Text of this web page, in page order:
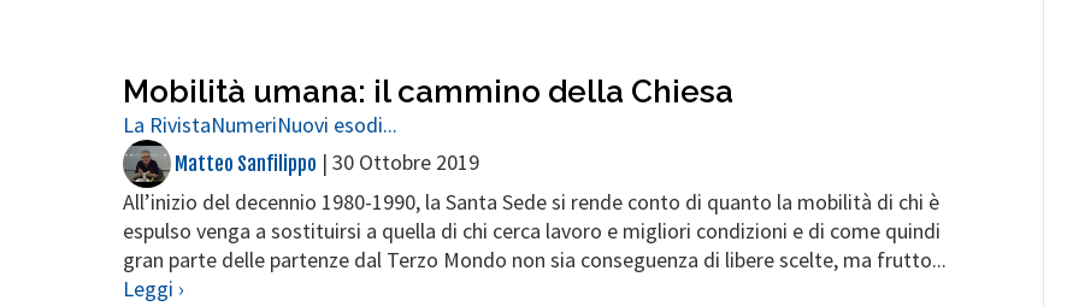
Mobilità umana: il cammino della Chiesa
La RivistaNumeriNuovi esodi...
Matteo Sanfilippo | 30 Ottobre 2019
All’inizio del decennio 1980-1990, la Santa Sede si rende conto di quanto la mobilità di chi è
espulso venga a sostituirsi a quella di chi cerca lavoro e migliori condizioni e di come quindi
gran parte delle partenze dal Terzo Mondo non sia conseguenza di libere scelte, ma frutto...
Leggi ›